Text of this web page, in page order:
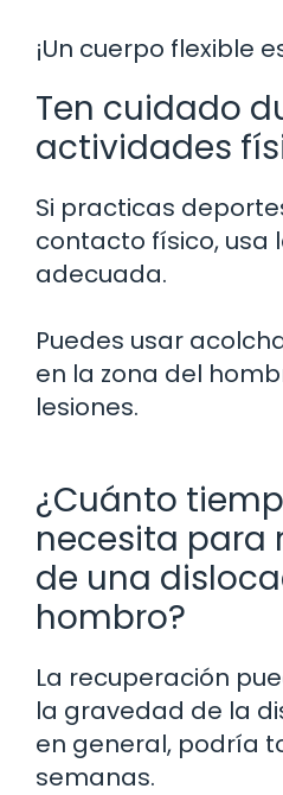
¡Un cuerpo flexible
Ten cuidado
actividades
Si practicas
contacto físico, usa
adecuada.
Puedes usar
en la zona del
lesiones.
¿Cuánto
necesita para
de una
hombro?
La recuperación
la gravedad de la
en general, podría
semanas.